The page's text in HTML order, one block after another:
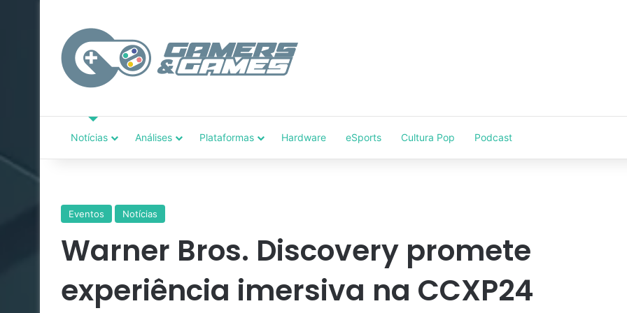
Notícias Análises Plataformas Hardware eSports Cultura Pop Podcast
Eventos Notícias
Warner Bros. Discovery promete
experiência imersiva na CCXP24